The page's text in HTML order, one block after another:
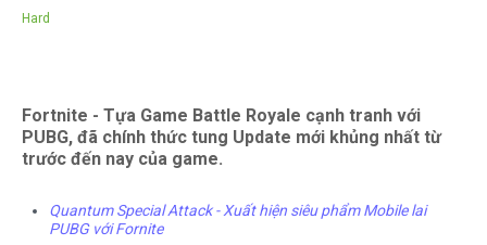
Hard
Fortnite - Tựa Game Battle Royale cạnh tranh với
PUBG, đã chính thức tung Update mới khủng nhất từ
trước đến nay của game.
Quantum Special Attack - Xuất hiện siêu phẩm Mobile lai
PUBG với Fornite